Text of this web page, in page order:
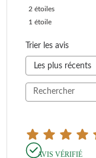
2 étoiles
1 étoile
Trier les avis
AVIS VÉRIFIÉ